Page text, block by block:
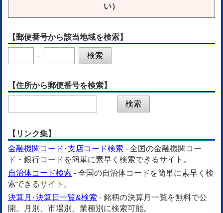
い）
【郵便番号から該当地域を検索】
－
【住所から郵便番号を検索】
【リンク集】
金融機関コード･支店コード検索 - 全国の金融機関コー
ド・銀行コードを簡単に素早く検索できるサイト。
自治体コード検索 - 全国の自治体コードを簡単に素早く検
索できるサイト。
決算月･決算日一覧&検索 - 銘柄の決算月一覧を無料で公
開。月別、市場別、業種別に検索可能。